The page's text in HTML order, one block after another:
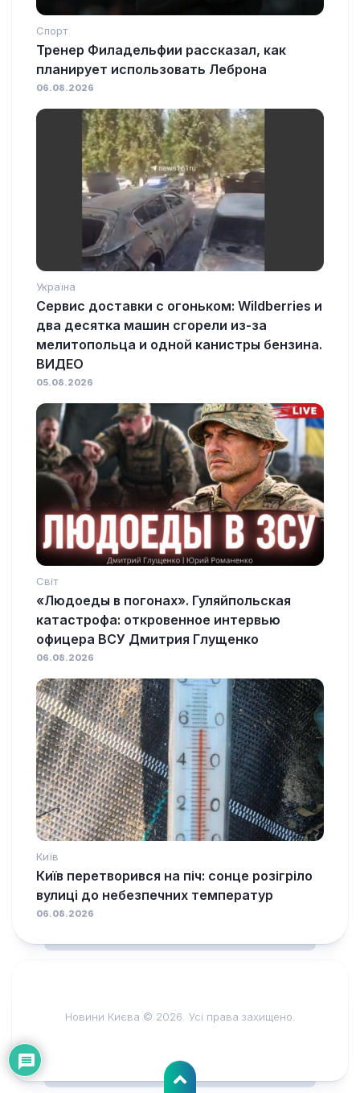
Спорт
Тренер Филадельфии рассказал, как
планирует использовать Леброна
06.08.2026
Україна
Сервис доставки с огоньком: Wildberries и
два десятка машин сгорели из-за
мелитопольца и одной канистры бензина.
ВИДЕО
05.08.2026
Світ
«Людоеды в погонах». Гуляйпольская
катастрофа: откровенное интервью
офицера ВСУ Дмитрия Глущенко
06.08.2026
Київ
Київ перетворився на піч: сонце розігріло
вулиці до небезпечних температур
06.08.2026
Новини Києва © 2026. Усі права захищено.